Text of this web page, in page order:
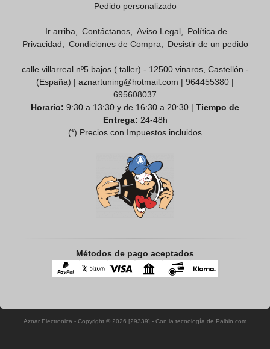
Pedido personalizado
Ir arriba Contáctanos Aviso Legal
Política de
Privacidad
Condiciones de Compra Desistir de un pedido
calle villarreal nº5 bajos ( taller) - 12500 vinaros, Castellón -
(España) | aznartuning@hotmail.com | 964455380 |
695608037
Horario: 9:30 a 13:30 y de 16:30 a 20:30 | Tiempo de
Entrega: 24-48h
(*) Precios con Impuestos incluidos
Métodos de pago aceptados
Aznar Electronica - Copyright © 2026 [29339] - Con la tecnología de Palbin.com